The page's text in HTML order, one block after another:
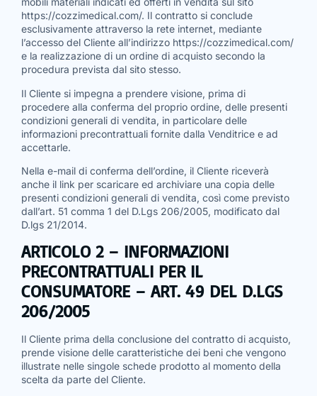
https://cozzimedical.com/. Il contratto si conclude
esclusivamente attraverso la rete internet, mediante
l’accesso del Cliente all’indirizzo https://cozzimedical.com/
e la realizzazione di un ordine di acquisto secondo la
procedura prevista dal sito stesso.
Il Cliente si impegna a prendere visione, prima di
procedere alla conferma del proprio ordine, delle presenti
condizioni generali di vendita, in particolare delle
informazioni precontrattuali fornite dalla Venditrice e ad
accettarle.
Nella e-mail di conferma dell’ordine, il Cliente riceverà
anche il link per scaricare ed archiviare una copia delle
presenti condizioni generali di vendita, così come previsto
dall’art. 51 comma 1 del D.Lgs 206/2005, modificato dal
D.lgs 21/2014.
ARTICOLO 2 – INFORMAZIONI
PRECONTRATTUALI PER IL
CONSUMATORE – ART. 49 DEL D.LGS
206/2005
Il Cliente prima della conclusione del contratto di acquisto,
prende visione delle caratteristiche dei beni che vengono
illustrate nelle singole schede prodotto al momento della
scelta da parte del Cliente.